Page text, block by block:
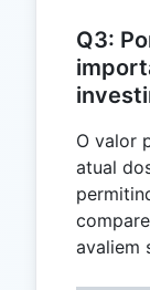
Q3:
O valor
atual
avaliem